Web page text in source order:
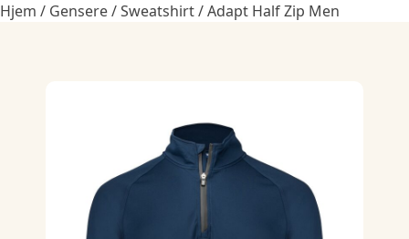
Hjem / Gensere/Sweatshirt/ Adapt Half Zip Men